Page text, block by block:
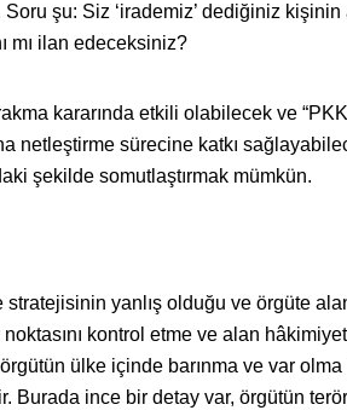
şu: Siz ‘irademiz’ dediğiniz kişinin
mı ilan edeceksiniz?
kararında etkili olabilecek ve
netleştirme sürecine katkı
şekilde somutlaştırmak mümkün.
yanlış olduğu ve örgüte
kontrol etme ve alan
ülke içinde barınma ve var olma
Burada ince bir detay var, örgütün terör